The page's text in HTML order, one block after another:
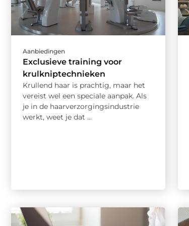
Aanbiedingen
Exclusieve training voor
krulkniptechnieken
Krullend haar is prachtig, maar het
vereist wel een speciale aanpak. Als
je in de haarverzorgingsindustrie
werkt, weet je dat ...